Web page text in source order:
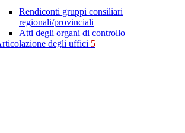
Rendiconti gruppi consiliari
regionali/provinciali
Atti degli organi di controllo
degli uffici 5